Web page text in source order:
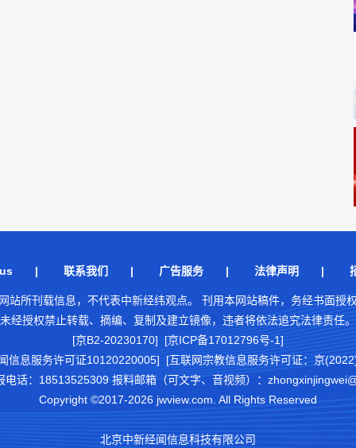
| 联系我们 | 广告服务| 法律声明 |
站所刊载信息，不代表中新经纬观点。 刊用本网站稿件，务经书面授
未经授权禁止转载、摘编、复制及建立镜像，违者将依法追究法律责任。
[京B2-20230170] [京ICP备17012796号-1]
信息服务许可证10120220005]
[互联网宗教信息服务许可证：京
电话：18513525309 报料邮箱（可文字、音视频）：
Copyright ©2017-2026 jwview.com. All Rights Reserved
北京中新经闻信息科技有限公司